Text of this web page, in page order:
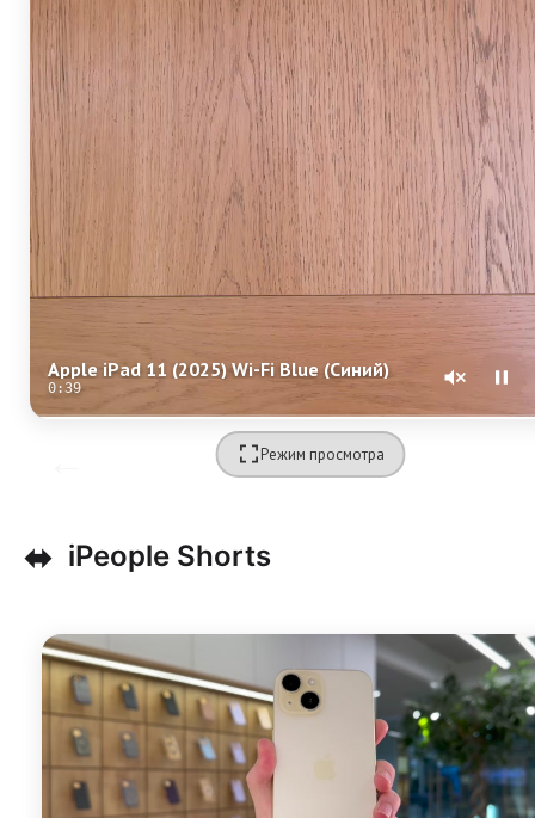
Apple iPad 11 (2025) Wi-Fi Blue (Синий)
0:39
Режим просмотра
⬌ iPeople Shorts